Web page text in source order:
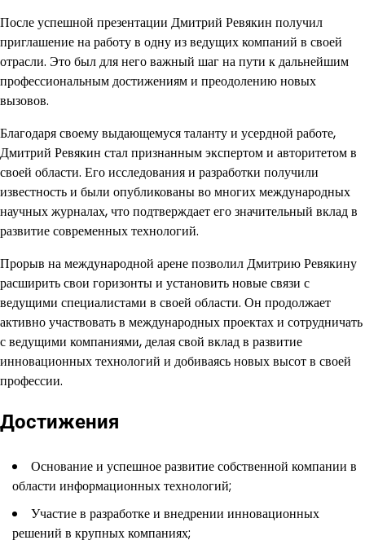
После успешной презентации Дмитрий Ревякин получил
приглашение на работу в одну из ведущих компаний в своей
отрасли. Это был для него важный шаг на пути к дальнейшим
профессиональным достижениям и преодолению новых
вызовов.
Благодаря своему выдающемуся таланту и усердной работе,
Дмитрий Ревякин стал признанным экспертом и авторитетом в
своей области. Его исследования и разработки получили
известность и были опубликованы во многих международных
научных журналах, что подтверждает его значительный вклад в
развитие современных технологий.
Прорыв на международной арене позволил Дмитрию Ревякину
расширить свои горизонты и установить новые связи с
ведущими специалистами в своей области. Он продолжает
активно участвовать в международных проектах и сотрудничать
с ведущими компаниями, делая свой вклад в развитие
инновационных технологий и добиваясь новых высот в своей
профессии.
Достижения
Основание и успешное развитие собственной компании в
области информационных технологий;
Участие в разработке и внедрении инновационных
решений в крупных компаниях;